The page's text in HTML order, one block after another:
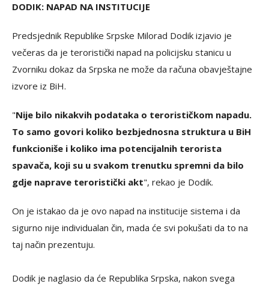
DODIK: NAPAD NA INSTITUCIJE
Predsjednik Republike Srpske Milorad Dodik izjavio je
večeras da je teroristički napad na policijsku stanicu u
Zvorniku dokaz da Srpska ne može da računa obavještajne
izvore iz BiH.
"Nije bilo nikakvih podataka o terorističkom napadu.
To samo govori koliko bezbjednosna struktura u BiH
funkcioniše i koliko ima potencijalnih terorista
spavača, koji su u svakom trenutku spremni da bilo
gdje naprave teroristički akt", rekao je Dodik.
On je istakao da je ovo napad na institucije sistema i da
sigurno nije individualan čin, mada će svi pokušati da to na
taj način prezentuju.
Dodik je naglasio da će Republika Srpska, nakon svega